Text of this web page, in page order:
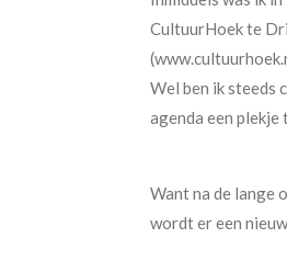
CultuurHoek te
Wel ben ik steeds
agenda een plekje
Want na de lange
wordt er een